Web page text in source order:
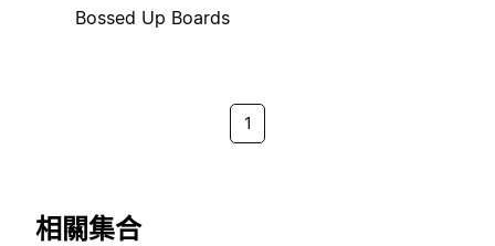
Bossed Up Boards
1
相關集合